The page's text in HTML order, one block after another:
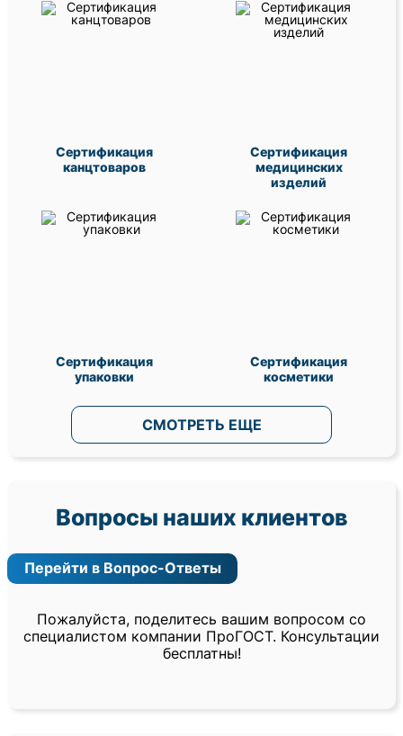
Сертификация
канцтоваров
Сертификация
медицинских
изделий
Сертификация
упаковки
Сертификация
косметики
СМОТРЕТЬ ЕЩЕ
Вопросы наших клиентов
Перейти в Вопрос-Ответы
Пожалуйста, поделитесь вашим вопросом со
специалистом компании ПроГОСТ. Консультации
бесплатны!